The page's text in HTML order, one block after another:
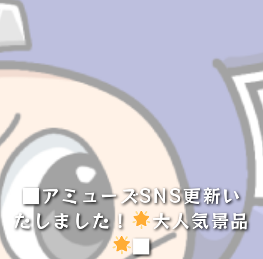
■アミューズSNS更新い
たしました！
大人気景品
■